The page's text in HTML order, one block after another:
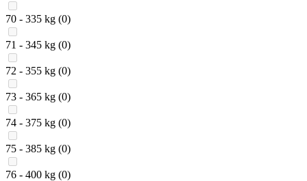
70 - 335 kg (0)
71 - 345 kg (0)
72 - 355 kg (0)
73 - 365 kg (0)
74 - 375 kg (0)
75 - 385 kg (0)
76 - 400 kg (0)